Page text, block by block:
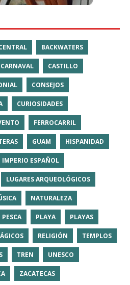
BACKWATERS
CARNAVAL CASTILLO
CONSEJOS
CURIOSIDADES
FERROCARRIL
GUAM HISPANIDAD
IMPERIO ESPAÑOL
LUGARES ARQUEOLÓGICOS
NATURALEZA
PESCA PLAYA PLAYAS
RELIGIÓN TEMPLOS
TREN UNESCO
ZACATECAS